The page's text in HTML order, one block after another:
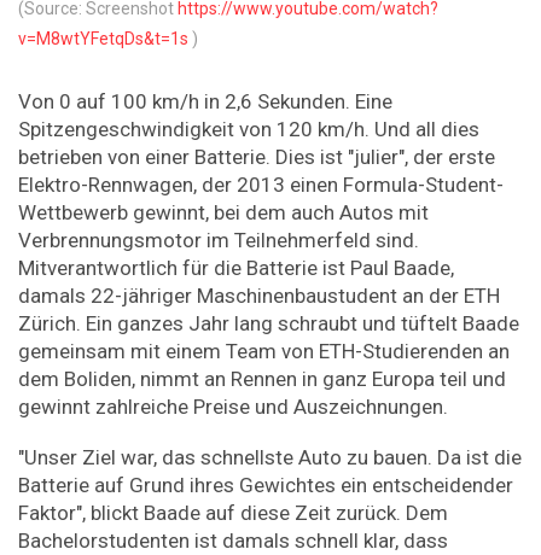
(Source: Screenshothttps://www.youtube.com/watch?
v=M8wtYFetqDs&t=1s )
Von 0 auf 100 km/h in 2,6 Sekunden. Eine
Spitzengeschwindigkeit von 120 km/h. Und all dies
betrieben von einer Batterie. Dies ist "julier", der erste
Elektro-​Rennwagen, der 2013 einen Formula-​Student-
Wettbewerb gewinnt, bei dem auch Autos mit
Verbrennungsmotor im Teilnehmerfeld sind.
Mitverantwortlich für die Batterie ist Paul Baade,
damals 22-​jähriger Maschinenbaustudent an der ETH
Zürich. Ein ganzes Jahr lang schraubt und tüftelt Baade
gemeinsam mit einem Team von ETH-​Studierenden an
dem Boliden, nimmt an Rennen in ganz Europa teil und
gewinnt zahlreiche Preise und Auszeichnungen.
"Unser Ziel war, das schnellste Auto zu bauen. Da ist die
Batterie auf Grund ihres Gewichtes ein entscheidender
Faktor", blickt Baade auf diese Zeit zurück. Dem
Bachelorstudenten ist damals schnell klar, dass